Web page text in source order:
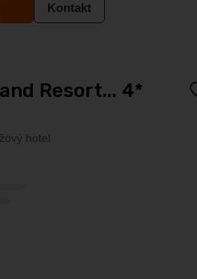
Kontakt
Resort... 4*
hotel